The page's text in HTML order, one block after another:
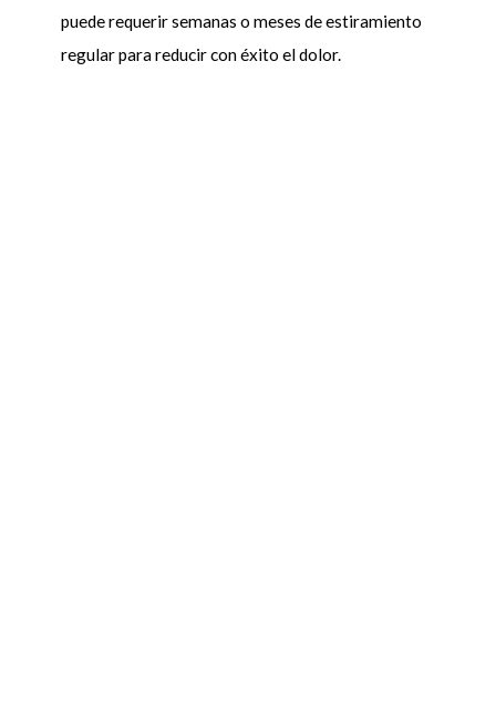
puede requerir semanas o meses de estiramiento
regular para reducir con éxito el dolor.